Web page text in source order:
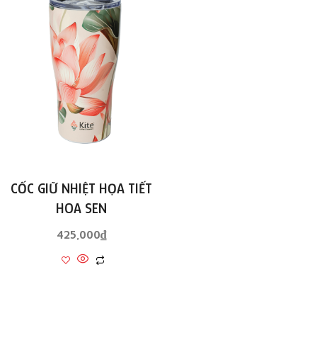
CỐC GIỮ NHIỆT HỌA TIẾT
HOA SEN
425,000₫